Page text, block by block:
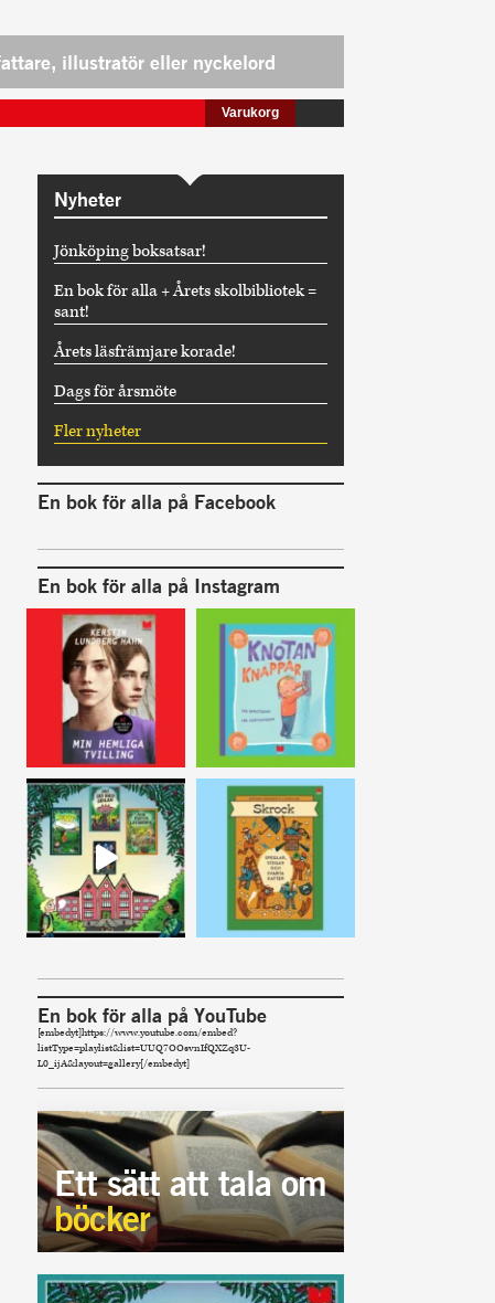
Varukorg
Nyheter
Jönköping boksatsar!
En bok för alla + Årets skolbibliotek =
sant!
Årets läsfrämjare korade!
Dags för årsmöte
Fler nyheter
En bok för alla på Facebook
En bok för alla på Instagram
En bok för alla på YouTube
[embedyt]https://www.youtube.com/embed?
listType=playlist&list=UUQ7OOsvnIfQXZq3U-
L0_ijA&layout=gallery[/embedyt]
Ett sätt att tala om
böcker